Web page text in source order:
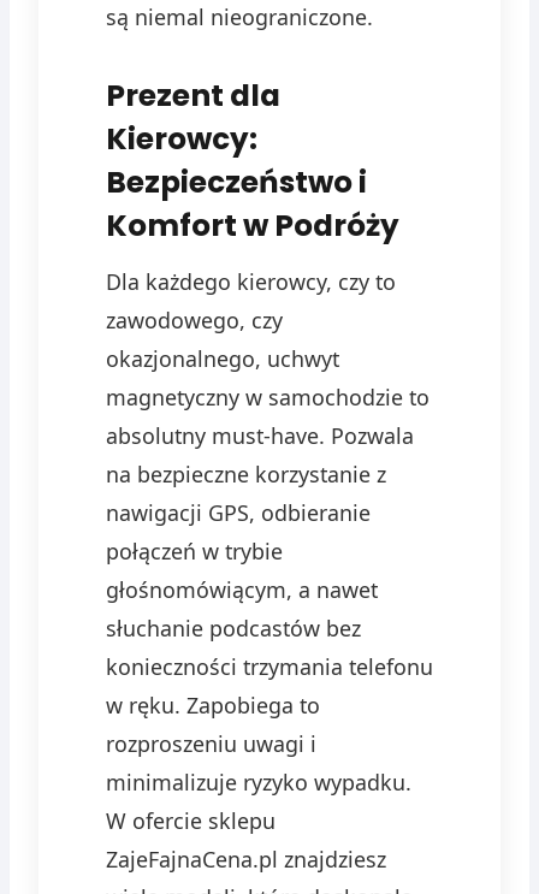
są niemal nieograniczone.
Prezent dla
Kierowcy:
Bezpieczeństwo i
Komfort w Podróży
Dla każdego kierowcy, czy to
zawodowego, czy
okazjonalnego, uchwyt
magnetyczny w samochodzie to
absolutny must-have. Pozwala
na bezpieczne korzystanie z
nawigacji GPS, odbieranie
połączeń w trybie
głośnomówiącym, a nawet
słuchanie podcastów bez
konieczności trzymania telefonu
w ręku. Zapobiega to
rozproszeniu uwagi i
minimalizuje ryzyko wypadku.
W ofercie sklepu
ZajeFajnaCena.pl znajdziesz